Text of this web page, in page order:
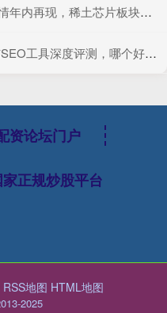
板块逆势大涨 | 华宝3A日报（2025.10.13）
测，哪个好？Top平台优缺点大盘点
资论坛门户
家正规炒股平台
RSS地图 HTML地图
2025